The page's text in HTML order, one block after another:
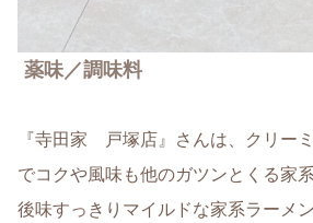
薬味／調味料
『寺田家 戸塚店』さんは、クリー
でコクや風味も他のガツンとくる家
後味すっきりマイルドな家系ラーメ